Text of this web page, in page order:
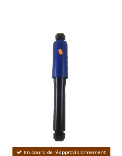
En cours de réapprovisionnement